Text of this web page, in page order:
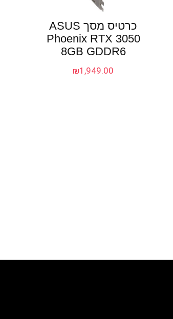
כרטיס מסך ASUS
Phoenix RTX 3050
8GB GDDR6
₪1,949.00